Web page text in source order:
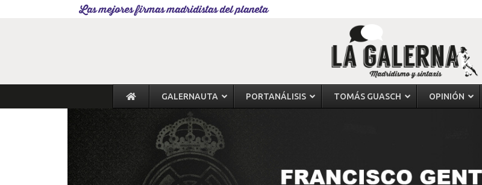
Las mejores firmas madridistas del planeta
GALERNAUTA PORTANÁLISIS TOMÁS GUASCH OPINIÓN